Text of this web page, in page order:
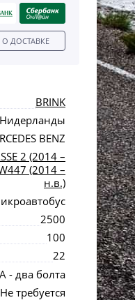
ДОСТАВКЕ
BRINK
Нидерланды
BENZ
2 (2014 –
(2014 –
н.в.)
2500
100
22
А - два болта
Не требуется